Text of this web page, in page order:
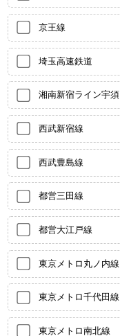
京王線
埼玉高速鉄道
湘南新宿ライン宇須
西武新宿線
西武豊島線
都営三田線
都営大江戸線
東京メトロ丸ノ内線
東京メトロ千代田線
東京メトロ南北線